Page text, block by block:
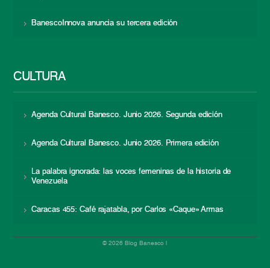
BanescoInnova anuncia su tercera edición
CULTURA
Agenda Cultural Banesco. Junio 2026. Segunda edición
Agenda Cultural Banesco. Junio 2026. Primera edición
La palabra ignorada: las voces femeninas de la historia de
Venezuela
Caracas 455: Café rajatabla, por Carlos «Caque» Armas
© 2026 Blog Banesco |